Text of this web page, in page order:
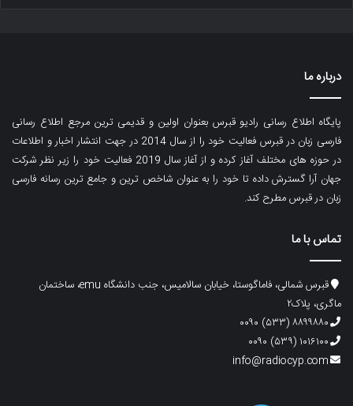
درباره ما
پایگاه اطلاع رسانی رادیو قبرس بعنوان اولین و قدیمی ترین مرجع اطلاع رسانی
فارسی زبان در قبرس فعالیت خود را از سال 2014 در جهت انتشار اخبار و اطلاعات
در حوزه های مختلف آغاز کرده و از آغاز سال 2019 فعالیت خود را زیر نظر شرکت
جهان آرا گسترش داده تا خود را به عنوان شاخص ترین و جامع ترین رسانه فارسی
زبان در قبرس مطرح کند.
تماس با ما
قبرس شمالی، فاماگوستا، خیابان سالامیس، جنب دانشگاه emu، ساختمان
ماگری، پلاک۲
۸۸۹۹۸۸۰ (۵۳۳) ۰۰۹۰
۱۰۱۶۱۰۰ (۵۳۹) ۰۰۹۰
info@radiocyp.com